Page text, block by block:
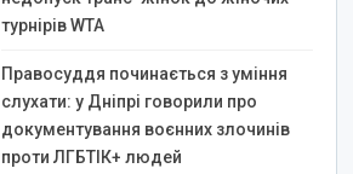
турнірів WTA
Правосуддя починається з уміння
слухати: у Дніпрі говорили про
документування воєнних злочинів
проти ЛГБТІК+ людей